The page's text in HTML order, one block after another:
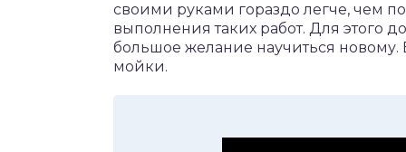
своими руками гораздо легче, чем
выполнения таких работ. Для этого
большое желание научиться
мойки.